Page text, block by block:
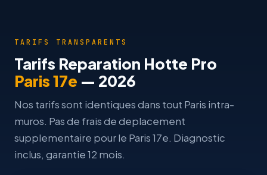
TARIFS TRANSPARENTS
Tarifs Reparation Hotte Pro
Paris 17e — 2026
Nos tarifs sont identiques dans tout Paris intra-
muros. Pas de frais de deplacement
supplementaire pour le Paris 17e. Diagnostic
inclus, garantie 12 mois.